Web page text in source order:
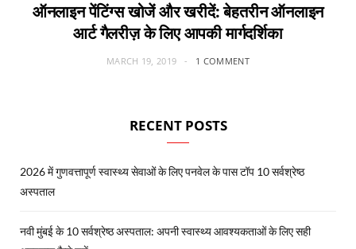
ऑनलाइन पेंटिंग्स खोजें और खरीदें: बेहतरीन ऑनलाइन
आर्ट गैलरीज़ के लिए आपकी मार्गदर्शिका
MARCH 19, 2019 1 COMMENT
RECENT POSTS
2026 में गुणवत्तापूर्ण स्वास्थ्य सेवाओं के लिए पनवेल के पास टॉप 10 सर्वश्रेष्ठ
अस्पताल
नवी मुंबई के 10 सर्वश्रेष्ठ अस्पताल: अपनी स्वास्थ्य आवश्यकताओं के लिए सही